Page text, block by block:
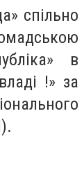
спільно
в
!» за